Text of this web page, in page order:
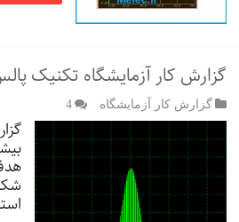
گزارش کار آزمایشگاه تکنیک
گزارش کار آزمایشگاه 4